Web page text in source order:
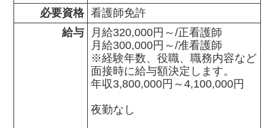
必要資格 看護師免許
給与
月給320,000円～/正看護師
月給300,000円～/准看護師
※経験年数、役職、職務内容など
面接時に給与額決定します。
年収3,800,000円～4,100,000円
夜勤なし